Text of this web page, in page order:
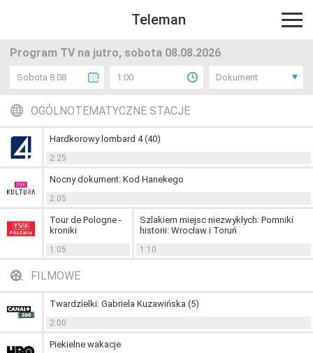
Teleman
Program TV na jutro, sobota 08.08.2026
Sobota 8.08 1:00 Dokument
OGÓLNOTEMATYCZNE STACJE
Hardkorowy lombard 4 (40)
2:25
Nocny dokument: Kod Hanekego
2:05
Tour de Pologne -
kroniki
1:05
Szlakiem miejsc niezwykłych: Pomniki
historii: Wrocław i Toruń
1:10
FILMOWE
Twardzielki: Gabriela Kuzawińska (5)
2:00
Piekielne wakacje